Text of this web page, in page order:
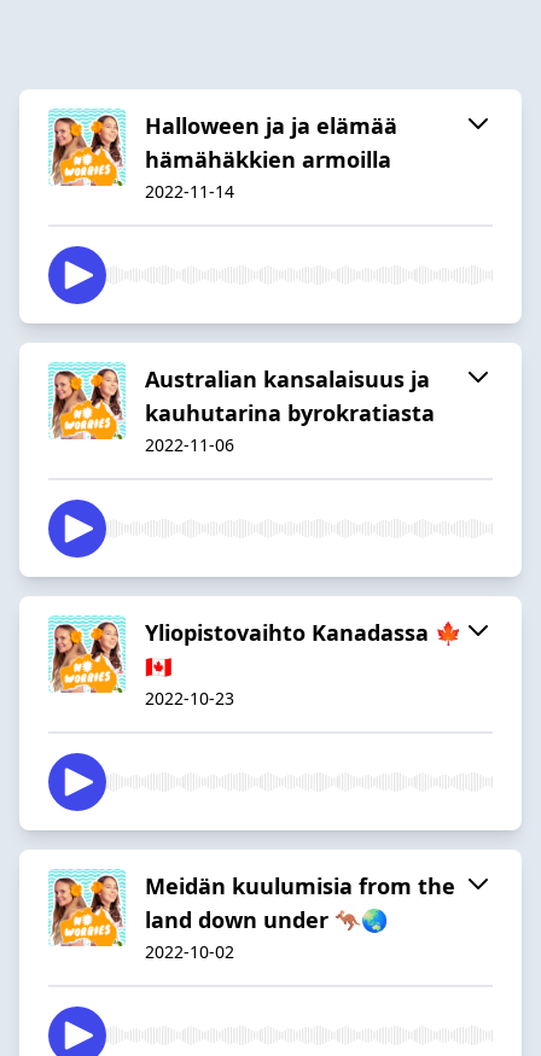
Halloween ja ja elämää
hämähäkkien armoilla
2022-11-14
Australian kansalaisuus ja
kauhutarina byrokratiasta
2022-11-06
Yliopistovaihto Kanadassa 🍁
🇨🇦
2022-10-23
Meidän kuulumisia from the
land down under 🦘🌏
2022-10-02